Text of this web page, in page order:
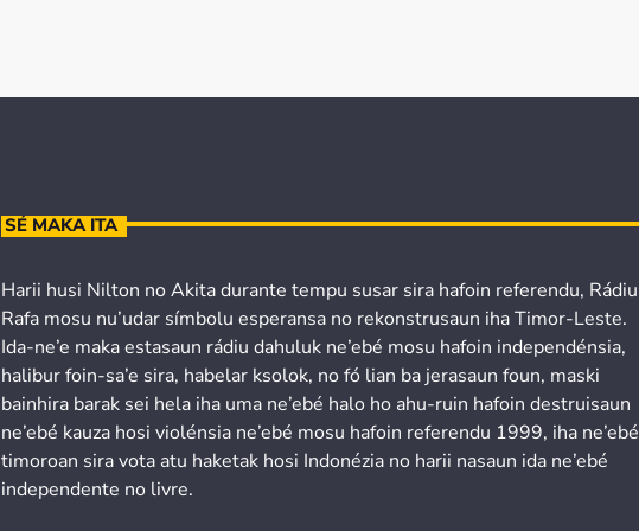
SÉ MAKA ITA
Harii husi Nilton no Akita durante tempu susar sira hafoin referendu, Rádiu
Rafa mosu nu’udar símbolu esperansa no rekonstrusaun iha Timor-Leste.
Ida-ne’e maka estasaun rádiu dahuluk ne’ebé mosu hafoin independénsia,
halibur foin-sa’e sira, habelar ksolok, no fó lian ba jerasaun foun, maski
bainhira barak sei hela iha uma ne’ebé halo ho ahu-ruin hafoin destruisaun
ne’ebé kauza hosi violénsia ne’ebé mosu hafoin referendu 1999, iha ne’ebé
timoroan sira vota atu haketak hosi Indonézia no harii nasaun ida ne’ebé
independente no livre.